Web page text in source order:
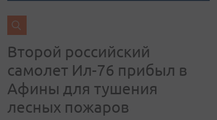
Второй российский
самолет Ил-76 прибыл в
Афины для тушения
лесных пожаров